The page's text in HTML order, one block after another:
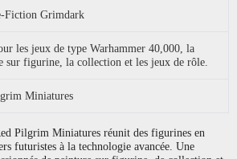
Fiction Grimdark
les jeux de type Warhammer 40,000, la
sur figurine, la collection et les jeux de rôle.
Miniatures
Pilgrim Miniatures réunit des figurines en
futuristes à la technologie avancée. Une